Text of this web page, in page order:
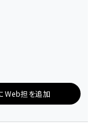
Web担を追加